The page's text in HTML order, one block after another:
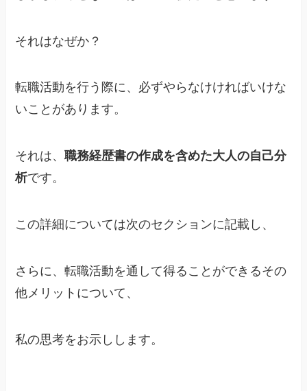
それはなぜか？
転職活動を行う際に、必ずやらなけければいけな
いことがあります。
それは、職務経歴書の作成を含めた大人の自己分
析です。
この詳細については次のセクションに記載し、
さらに、転職活動を通して得ることができるその
他メリットについて、
私の思考をお示しします。